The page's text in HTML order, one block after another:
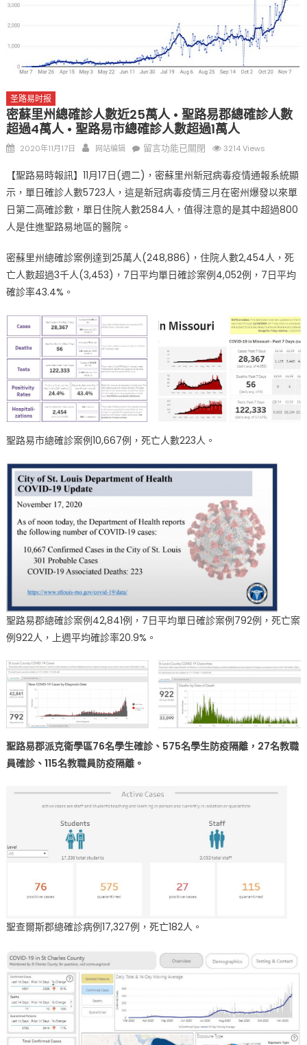
圣路易时报
密蘇里州總確診人數近25萬人 • 聖路易郡總確診人數
超過4萬人 • 聖路易市總確診人數超過1萬人
Posted
2020年11月17日 Author
网站编辑
在
蘇
里
州
診
人
25
萬
•
聖
路
易
總
確
診
人
超
萬
•
聖
路
市
總
人
數
1
萬
留言功能已關閉 3214 Views
【聖路易時報訊】11月17日(週二)，密蘇里州新冠病毒疫情通報系統顯
示，單日確診人數5723人，這是新冠病毒疫情三月在密州爆發以來單
日第二高確診數，單日住院人數2584人，值得注意的是其中超過800
人是住進聖路易地區的醫院。
密蘇里州總確診案例達到25萬人(248,886)，住院人數2,454人，死
亡人數超過3千人(3,453)，7日平均單日確診案例4,052例，7日平均
確診率43.4%。
聖路易市總確診案例10,667例，死亡人數223人。
聖路易郡總確診案例42,841例，7日平均單日確診案例792例，死亡案
例922人，上週平均確診率20.9%。
聖路易郡派克衛學區76名學生確診、575名學生防疫隔離，27名教職
員確診、115名教職員防疫隔離。
聖查爾斯郡總確診病例17,327例，死亡182人。